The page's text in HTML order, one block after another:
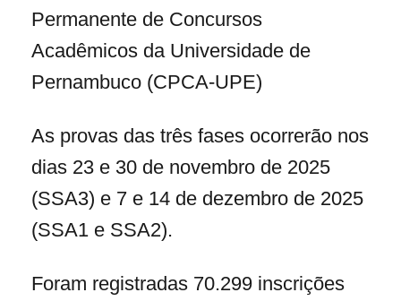
Permanente de Concursos
Acadêmicos da Universidade de
Pernambuco (CPCA-UPE)
As provas das três fases ocorrerão nos
dias 23 e 30 de novembro de 2025
(SSA3) e 7 e 14 de dezembro de 2025
(SSA1 e SSA2).
Foram registradas 70.299 inscrições